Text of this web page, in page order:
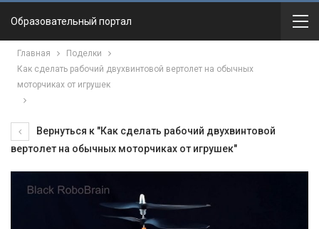
Образовательный портал
Главная
Поделки
Как сделать рабочий двухвинтовой вертолет на обычных
моторчиках от игрушек
Вернуться к "Как сделать рабочий двухвинтовой
вертолет на обычных моторчиках от игрушек"